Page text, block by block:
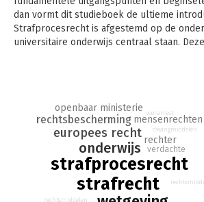
dan vormt dit studieboek de ultieme
Strafprocesrecht is afgestemd op de
universitaire onderwijs centraal staan.
strafprocesrecht op academisch niveau.
dan enkel een naslagwerk van de actuele
jurisprudentie binnen het
wordt een breder perspectief ingenomen,
aandacht uitgaat naar de fundamentele
beginselen van het rechtsgebied. Zo
elementen van het Nederlandse
strafprocesrecht
strafrecht
onderwijs
europees recht
rechtsbescherming
openbaar ministerie
mensenrechten
rechter
verdachte
rechtsmiddelen
dwangmiddelen
voorarrest